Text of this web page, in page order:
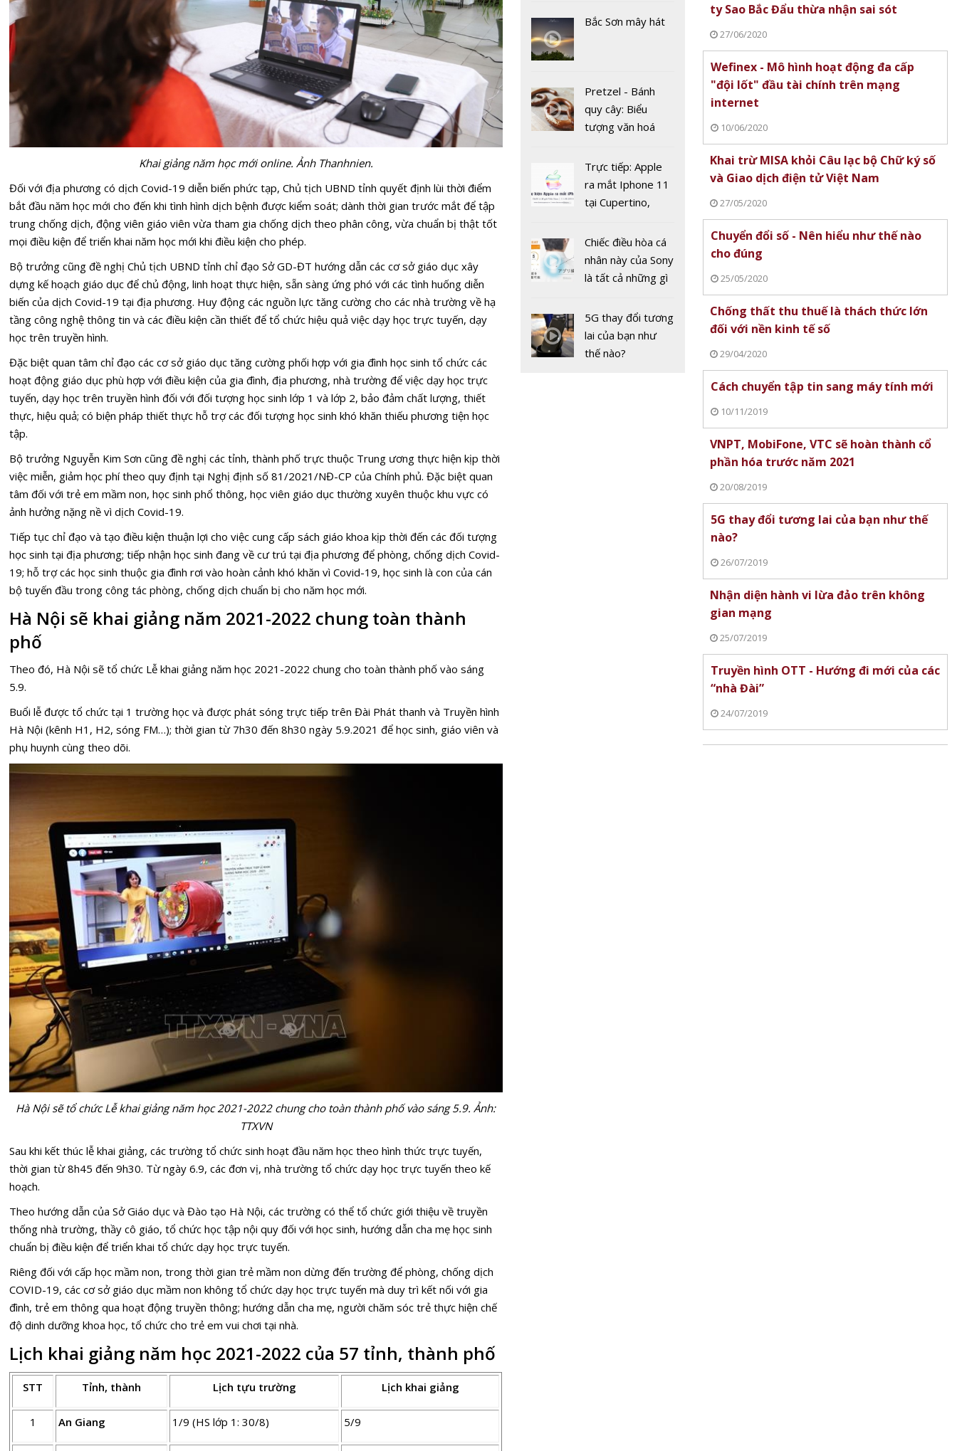
Khai giảng năm học mới online. Ảnh Thanhnien.
Đối với địa phương có dịch Covid-19 diễn biến phức tạp, Chủ tịch UBND tỉnh quyết định lùi thời điểm
bắt đầu năm học mới cho đến khi tình hình dịch bệnh được kiểm soát; dành thời gian trước mắt để tập
trung chống dịch, động viên giáo viên vừa tham gia chống dịch theo phân công, vừa chuẩn bị thật tốt
mọi điều kiện để triển khai năm học mới khi điều kiện cho phép.
Bộ trưởng cũng đề nghị Chủ tịch UBND tỉnh chỉ đạo Sở GD-ĐT hướng dẫn các cơ sở giáo dục xây
dựng kế hoạch giáo dục để chủ động, linh hoạt thực hiện, sẵn sàng ứng phó với các tình huống diễn
biến của dịch Covid-19 tại địa phương. Huy động các nguồn lực tăng cường cho các nhà trường về hạ
tầng công nghệ thông tin và các điều kiện cần thiết để tổ chức hiệu quả việc dạy học trực tuyến, dạy
học trên truyền hình.
Đặc biệt quan tâm chỉ đạo các cơ sở giáo dục tăng cường phối hợp với gia đình học sinh tổ chức các
hoạt động giáo dục phù hợp với điều kiện của gia đình, địa phương, nhà trường để việc dạy học trực
tuyến, dạy học trên truyền hình đối với đối tượng học sinh lớp 1 và lớp 2, bảo đảm chất lượng, thiết
thực, hiệu quả; có biện pháp thiết thực hỗ trợ các đối tượng học sinh khó khăn thiếu phương tiện học
tập.
Bộ trưởng Nguyễn Kim Sơn cũng đề nghị các tỉnh, thành phố trực thuộc Trung ương thực hiện kịp thời
việc miễn, giảm học phí theo quy định tại Nghị định số 81/2021/NĐ-CP của Chính phủ. Đặc biệt quan
tâm đối với trẻ em mầm non, học sinh phổ thông, học viên giáo dục thường xuyên thuộc khu vực có
ảnh hưởng nặng nề vì dịch Covid-19.
Tiếp tục chỉ đạo và tạo điều kiện thuận lợi cho việc cung cấp sách giáo khoa kịp thời đến các đối tượng
học sinh tại địa phương; tiếp nhận học sinh đang về cư trú tại địa phương để phòng, chống dịch Covid-
19; hỗ trợ các học sinh thuộc gia đình rơi vào hoàn cảnh khó khăn vì Covid-19, học sinh là con của cán
bộ tuyến đầu trong công tác phòng, chống dịch chuẩn bị cho năm học mới.
Hà Nội sẽ khai giảng năm 2021-2022 chung toàn thành
phố
Theo đó, Hà Nội sẽ tổ chức Lễ khai giảng năm học 2021-2022 chung cho toàn thành phố vào sáng
5.9.
Buổi lễ được tổ chức tại 1 trường học và được phát sóng trực tiếp trên Đài Phát thanh và Truyền hình
Hà Nội (kênh H1, H2, sóng FM…); thời gian từ 7h30 đến 8h30 ngày 5.9.2021 để học sinh, giáo viên và
phụ huynh cùng theo dõi.
Hà Nội sẽ tổ chức Lễkhai giảngnăm học 2021-2022 chung cho toàn thành phố vào sáng 5.9. Ảnh:
TTXVN
Sau khi kết thúc lễ khai giảng, các trường tổ chức sinh hoạt đầu năm học theo hình thức trực tuyến,
thời gian từ 8h45 đến 9h30. Từ ngày 6.9, các đơn vị, nhà trường tổ chức dạy học trực tuyến theo kế
hoạch.
Theo hướng dẫn của Sở Giáo dục và Đào tạo Hà Nội, các trường có thể tổ chức giới thiệu về truyền
thống nhà trường, thầy cô giáo, tổ chức học tập nội quy đối với học sinh, hướng dẫn cha mẹ học sinh
chuẩn bị điều kiện để triển khai tổ chức dạy học trực tuyến.
Riêng đối với cấp học mầm non, trong thời gian trẻ mầm non dừng đến trường để phòng, chống dịch
COVID-19, các cơ sở giáo dục mầm non không tổ chức dạy học trực tuyến mà duy trì kết nối với gia
đình, trẻ em thông qua hoạt động truyền thông; hướng dẫn cha mẹ, người chăm sóc trẻ thực hiện chế
độ dinh dưỡng khoa học, tổ chức cho trẻ em vui chơi tại nhà.
Lịch khai giảng năm học 2021-2022 của 57 tỉnh, thành phố
STT Tỉnh, thành Lịch tựu trường Lịch khai giảng
1 An Giang 1/9 (HS lớp 1: 30/8) 5/9
tại Hà Nội
học, Cao đẳng
2021: Điểm chuẩn
dự kiến sẽ tăng
ngành đào tạo
2 giây
Bắc Sơn mây hát
Pretzel - Bánh
quy cây: Biểu
tượng văn hoá
tranh cãi về nguồn
gốc
Trực tiếp: Apple
ra mắt Iphone 11
tại Cupertino,
Chiếc điều hòa cá
nhân này của Sony
là tất cả những gì
sót qua mùa hè
nóng nực
5G thay đổi tương
lai của bạn như
thế nào?
ty Sao Bắc Đẩu thừa nhận sai sót
27/06/2020
Wefinex - Mô hình hoạt động đa cấp
"đội lốt" đầu tài chính trên mạng
internet
10/06/2020
Khai trừ MISA khỏi Câu lạc bộ Chữ ký số
và Giao dịch điện tử Việt Nam
27/05/2020
Chuyển đổi số - Nên hiểu như thế nào
cho đúng
25/05/2020
Chống thất thu thuế là thách thức lớn
đối với nền kinh tế số
29/04/2020
Cách chuyển tập tin sang máy tính mới
10/11/2019
VNPT, MobiFone, VTC sẽ hoàn thành cổ
phần hóa trước năm 2021
20/08/2019
5G thay đổi tương lai của bạn như thế
nào?
26/07/2019
Nhận diện hành vi lừa đảo trên không
gian mạng
25/07/2019
Truyền hình OTT - Hướng đi mới của các
“nhà Đài”
24/07/2019